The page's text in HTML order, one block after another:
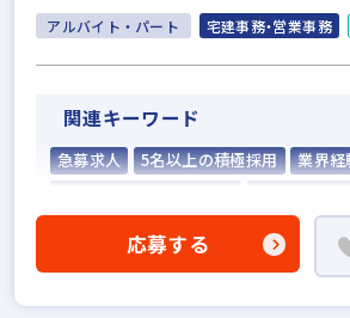
アルバイト・パート 宅建事務・営業事務
関連キーワード
急募求人 5名以上の積極採用
業界
高級賃貸仲介営業の経験者歓迎
応募する